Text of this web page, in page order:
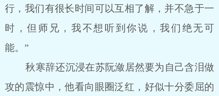
行，我们有很长时间可以互相了解，并不急于一
时，但师兄，我不想听到你说，我们绝无可
能。”
秋寒辞还沉浸在苏阮潋居然要为自己含泪做
攻的震惊中，他看向眼圈泛红，好似十分委屈的